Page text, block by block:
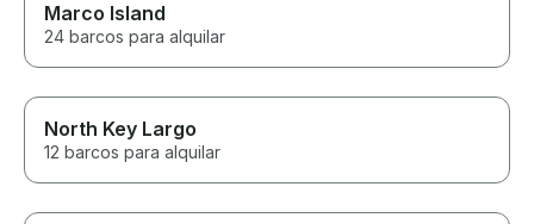
Marco Island
24 barcos para alquilar
North Key Largo
12 barcos para alquilar